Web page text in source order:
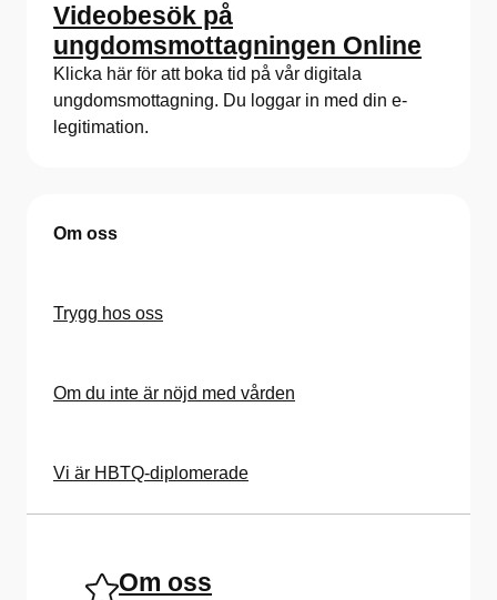
Videobesök på
ungdomsmottagningen Online
Klicka här för att boka tid på vår digitala
ungdomsmottagning. Du loggar in med din e-
legitimation.
Om oss
Trygg hos oss
Om du inte är nöjd med vården
Vi är HBTQ-diplomerade
Om oss